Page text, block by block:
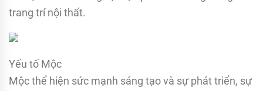
trang trí nội thất.
Yếu tố Mộc
Mộc thể hiện sức mạnh sáng tạo và sự phát triển, sự